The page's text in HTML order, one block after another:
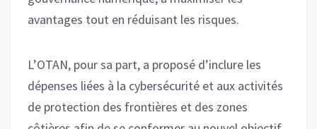
avantages tout en réduisant les risques.
L’OTAN, pour sa part, a proposé d’inclure les
dépenses liées à la cybersécurité et aux activités
de protection des frontières et des zones